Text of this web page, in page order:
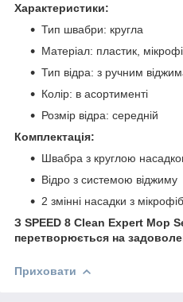
Характеристики:
Тип швабри: кругла
Матеріал: пластик,
Тип відра: з ручним
Колір: в асортименті
Розмір відра: середній
Комплектація:
Швабра з круглою
Відро з системою віджиму
2 змінні насадки з
З SPEED 8 Clean Expert Mop
перетворюється на
Приховати